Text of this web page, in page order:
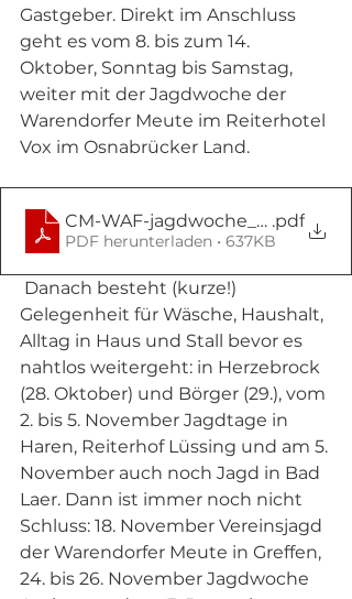
Gastgeber. Direkt im Anschluss
geht es vom 8. bis zum 14.
Oktober, Sonntag bis Samstag,
weiter mit der Jagdwoche der
Warendorfer Meute im Reiterhotel
Vox im Osnabrücker Land.
CM-WAF- .pdf
PDF herunterladen • 637KB
Gelegenheit für Wäsche, Haushalt,
Alltag in Haus und Stall bevor es
nahtlos weitergeht: in Herzebrock
(28. Oktober) und Börger (29.), vom
2. bis 5. November Jagdtage in
Haren, Reiterhof Lüssing und am 5.
November auch noch Jagd in Bad
Laer. Dann ist immer noch nicht
Schluss: 18. November Vereinsjagd
der Warendorfer Meute in Greffen,
24. bis 26. November Jagdwoche